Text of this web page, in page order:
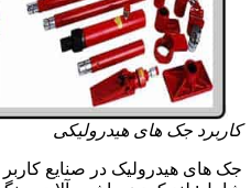
کاربرد جک های هیدرولیکی
جک های هیدرولیک در صنایع کاربر